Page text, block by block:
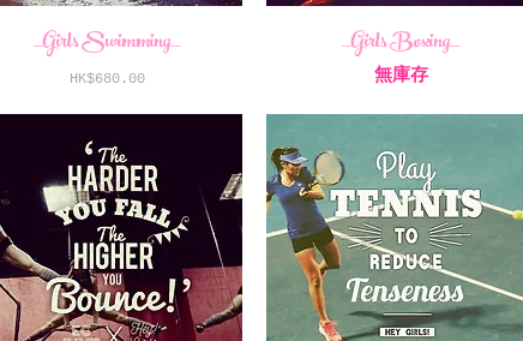
_Girls Swimming_
價格
HK$680.00
_Girls Boxing_
無庫存